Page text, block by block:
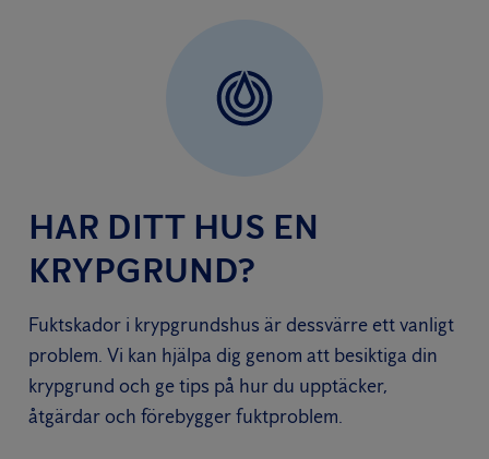
HAR DITT HUS EN
KRYPGRUND?
Fuktskador i krypgrundshus är dessvärre ett vanligt
problem. Vi kan hjälpa dig genom att besiktiga din
krypgrund och ge tips på hur du upptäcker,
åtgärdar och förebygger fuktproblem.